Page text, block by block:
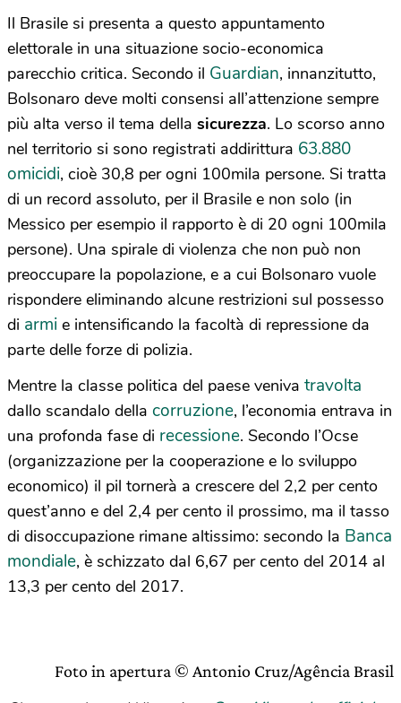
Il Brasile si presenta a questo appuntamento
elettorale in una situazione socio-economica
parecchio critica. Secondo il Guardian, innanzitutto,
Bolsonaro deve molti consensi all’attenzione sempre
più alta verso il tema della sicurezza. Lo scorso anno
nel territorio si sono registrati addirittura 63.880
omicidi, cioè 30,8 per ogni 100mila persone. Si tratta
di un record assoluto, per il Brasile e non solo (in
Messico per esempio il rapporto è di 20 ogni 100mila
persone). Una spirale di violenza che non può non
preoccupare la popolazione, e a cui Bolsonaro vuole
rispondere eliminando alcune restrizioni sul possesso
di armi e intensificando la facoltà di repressione da
parte delle forze di polizia.
Mentre la classe politica del paese veniva travolta
dallo scandalo della corruzione, l’economia entrava in
una profonda fase di recessione. Secondo l’Ocse
(organizzazione per la cooperazione e lo sviluppo
economico) il pil tornerà a crescere del 2,2 per cento
quest’anno e del 2,4 per cento il prossimo, ma il tasso
di disoccupazione rimane altissimo: secondo la Banca
mondiale, è schizzato dal 6,67 per cento del 2014 al
13,3 per cento del 2017.
Foto in apertura © Antonio Cruz/Agência Brasil